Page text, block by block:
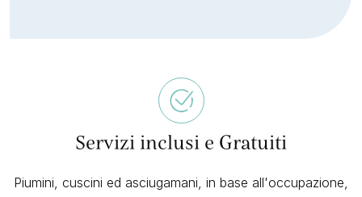
Servizi inclusi e Gratuiti
Piumini, cuscini ed asciugamani, in base all'occupazione,